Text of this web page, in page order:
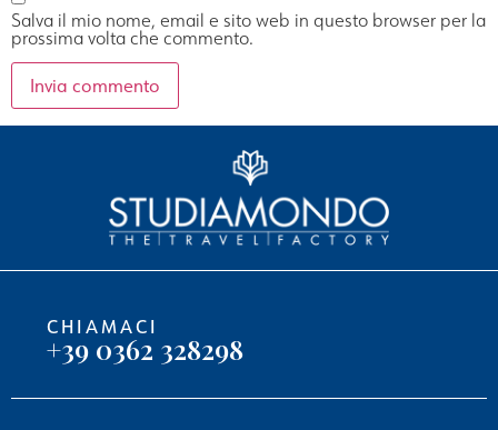
Salva il mio nome, email e sito web in questo browser per la
prossima volta che commento.
CHIAMACI
+39 0362 328298